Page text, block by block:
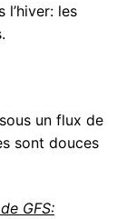
l’hiver: les
un flux de
sont douces
GFS: